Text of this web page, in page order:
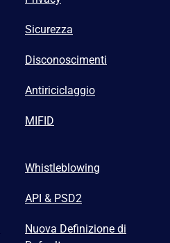
Sicurezza
Disconoscimenti
Antiriciclaggio
MIFID
Whistleblowing
API & PSD2
Nuova Definizione di